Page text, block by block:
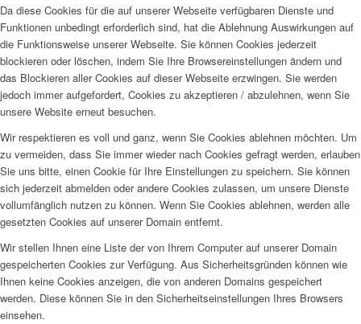
Da diese Cookies für die auf unserer Webseite verfügbaren Dienste und
Funktionen unbedingt erforderlich sind, hat die Ablehnung Auswirkungen auf
die Funktionsweise unserer Webseite. Sie können Cookies jederzeit
blockieren oder löschen, indem Sie Ihre Browsereinstellungen ändern und
das Blockieren aller Cookies auf dieser Webseite erzwingen. Sie werden
jedoch immer aufgefordert, Cookies zu akzeptieren / abzulehnen, wenn Sie
unsere Website erneut besuchen.
Wir respektieren es voll und ganz, wenn Sie Cookies ablehnen möchten. Um
zu vermeiden, dass Sie immer wieder nach Cookies gefragt werden, erlauben
Sie uns bitte, einen Cookie für Ihre Einstellungen zu speichern. Sie können
sich jederzeit abmelden oder andere Cookies zulassen, um unsere Dienste
vollumfänglich nutzen zu können. Wenn Sie Cookies ablehnen, werden alle
gesetzten Cookies auf unserer Domain entfernt.
Wir stellen Ihnen eine Liste der von Ihrem Computer auf unserer Domain
gespeicherten Cookies zur Verfügung. Aus Sicherheitsgründen können wie
Ihnen keine Cookies anzeigen, die von anderen Domains gespeichert
werden. Diese können Sie in den Sicherheitseinstellungen Ihres Browsers
einsehen.